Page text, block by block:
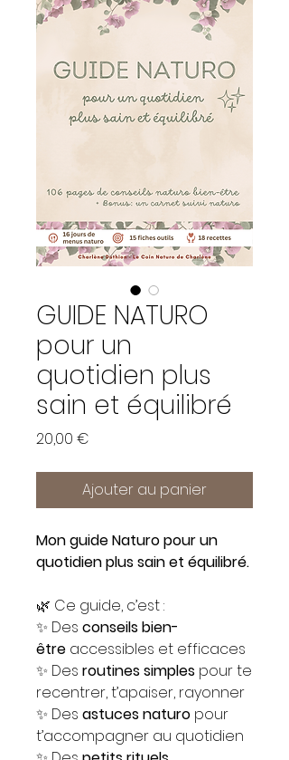
GUIDE NATURO
pour un
quotidien plus
sain et équilibré
20,00 €
Ajouter au panier
Mon guide Naturo pour un
quotidien plus sain et équilibré.
🌿 Ce guide, c’est :
✨ Des conseils bien-
être accessibles et efficaces
✨ Des routines simples pour te
recentrer, t’apaiser, rayonner
✨ Des astuces naturo pour
t’accompagner au quotidien